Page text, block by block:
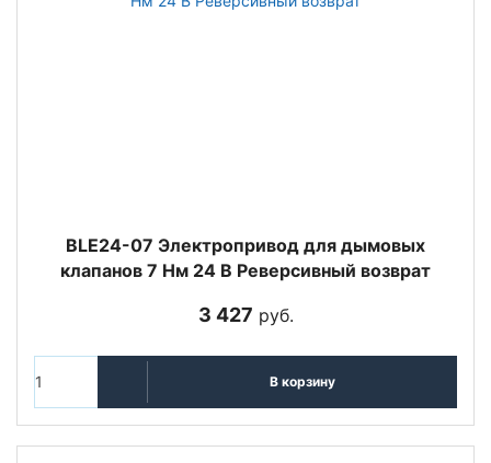
BLE24-07 Электропривод для дымовых
клапанов 7 Нм 24 В Реверсивный возврат
3 427 руб.
В корзину